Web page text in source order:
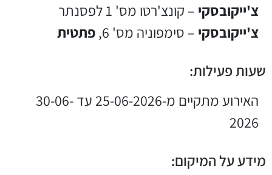
צ'ייקובסקי – קונצ'רטו מס' 1 לפסנתר
צ'ייקובסקי – סימפוניה מס' 6,
פתטית
שעות פעילות:
האירוע מתקיים מ-25-06-2026 עד 30-06-
2026
מידע על המיקום: